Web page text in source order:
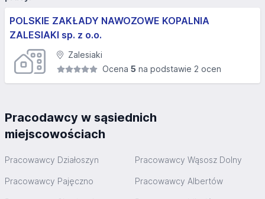
POLSKIE ZAKŁADY NAWOZOWE KOPALNIA
ZALESIAKI sp. z o.o.
Zalesiaki
Ocena 5 na podstawie 2 ocen
Pracodawcy w sąsiednich
miejscowościach
Pracowawcy Działoszyn Pracowawcy Wąsosz Dolny
Pracowawcy Pajęczno Pracowawcy Albertów